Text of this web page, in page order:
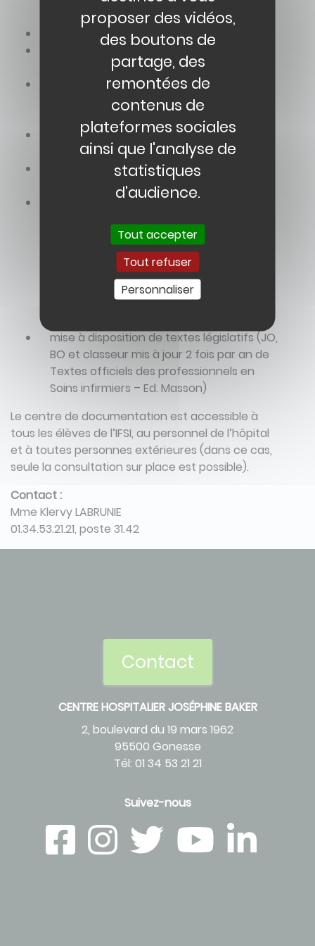
le prêt de documents
l’aide à la recherche sur notre base
documentaire informatisée
réalisations de répertoires de
bibliographies, de centres de
documentation et de sites internet
revue de sommaires mensuelle des
périodiques reçus au centre
bulletin d’information trimestriel des
dernières acquisitions
diffusion sélective d’information (liste de
votre profil documentaire : centre
d’intérêt, période de recherche, nature
des documents). Cette prestation
nécessitant un temps de recherche, elle
peut être faite à la demande, merci de
mise à disposition de textes législatifs (JO,
BO et classeur mis à jour 2 fois par an de
Textes officiels des professionnels en
Soins infirmiers – Ed. Masson)
Le centre de documentation est accessible à
tous les élèves de l’IFSI, au personnel de l’hôpital
et à toutes personnes extérieures (dans ce cas,
seule la consultation sur place est possible).
Contact :
Mme Klervy LABRUNIE
01.34.53.21.21, poste 31.42
Contact
CENTRE HOSPITALIER JOSÉPHINE BAKER
2, boulevard du 19 mars 1962
95500 Gonesse
Tél: 01 34 53 21 21
Suivez-nous
proposer des vidéos,
des boutons de
partage, des
remontées de
contenus de
plateformes sociales
ainsi que l'analyse de
statistiques
d'audience.
Tout accepter
Tout refuser
Personnaliser